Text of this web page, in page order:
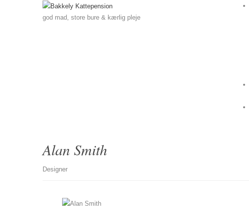
god mad, store bure & kærlig pleje
Alan Smith
Designer